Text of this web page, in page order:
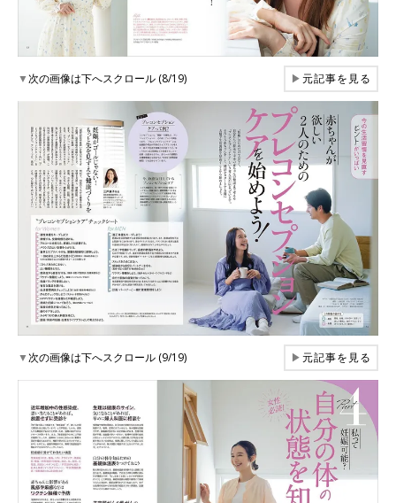
▼次の画像は下へスクロール (8/19) ▶元記事を見る
▼次の画像は下へスクロール (9/19) ▶元記事を見る